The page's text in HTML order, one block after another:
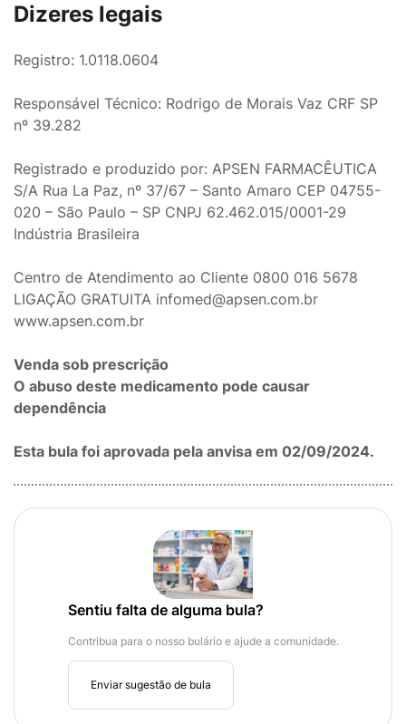
Dizeres legais
Registro: 1.0118.0604
Responsável Técnico: Rodrigo de Morais Vaz CRF SP
nº 39.282
Registrado e produzido por: APSEN FARMACÊUTICA
S/A Rua La Paz, nº 37/67 – Santo Amaro CEP 04755-
020 – São Paulo – SP CNPJ 62.462.015/0001-29
Indústria Brasileira
Centro de Atendimento ao Cliente 0800 016 5678
LIGAÇÃO GRATUITA infomed@apsen.com.br
www.apsen.com.br
Venda sob prescrição
O abuso deste medicamento pode causar
dependência
Esta bula foi aprovada pela anvisa em 02/09/2024.
Sentiu falta de alguma bula?
Contribua para o nosso bulário e ajude a comunidade.
Enviar sugestão de bula